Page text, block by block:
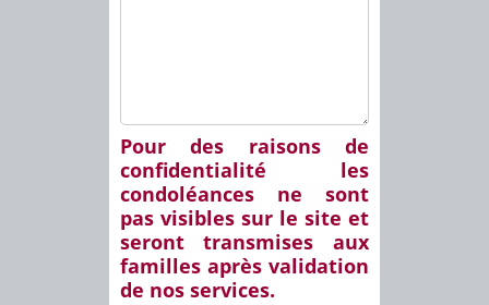
Pour des raisons de
confidentialité les
condoléances ne sont
pas visibles sur le site et
seront transmises aux
familles après validation
de nos services.